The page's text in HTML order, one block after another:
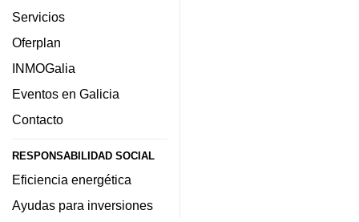
Servicios
Oferplan
INMOGalia
Eventos en Galicia
Contacto
RESPONSABILIDAD SOCIAL
Eficiencia energética
Ayudas para inversiones